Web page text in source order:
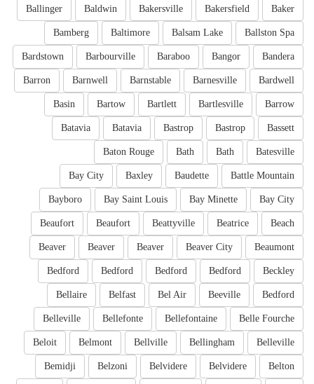
Baker
Bakersfield
Bakersville
Baldwin
Ballinger
Ballston Spa
Balsam Lake
Baltimore
Bamberg
Bandera
Bangor
Baraboo
Barbourville
Bardstown
Bardwell
Barnesville
Barnstable
Barnwell
Barron
Barrow
Bartlesville
Bartlett
Bartow
Basin
Bassett
Bastrop
Bastrop
Batavia
Batavia
Batesville
Bath
Bath
Baton Rouge
Battle Mountain
Baudette
Baxley
Bay City
Bay City
Bay Minette
Bay Saint Louis
Bayboro
Beach
Beatrice
Beattyville
Beaufort
Beaufort
Beaumont
Beaver City
Beaver
Beaver
Beaver
Beckley
Bedford
Bedford
Bedford
Bedford
Bedford
Beeville
Bel Air
Belfast
Bellaire
Belle Fourche
Bellefontaine
Bellefonte
Belleville
Belleville
Bellingham
Bellville
Belmont
Beloit
Belton
Belvidere
Belvidere
Belzoni
Bemidji